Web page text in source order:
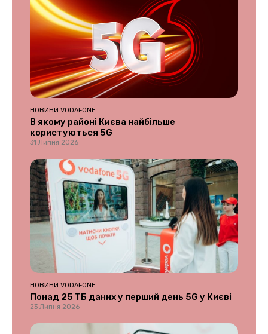
НОВИНИ VODAFONE
В якому районі Києва найбільше
користуються 5G
31 Липня 2026
НОВИНИ VODAFONE
Понад 25 ТБ даних у перший день 5G у Києві
23 Липня 2026